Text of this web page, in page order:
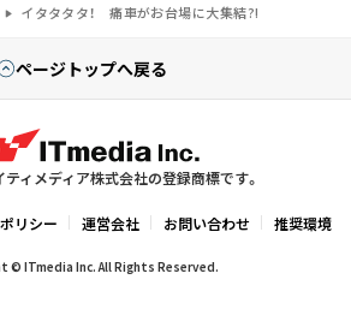
イタタタタ！ 痛車がお台場に大集結?!
ページトップへ戻る
ィメディア株式会社の登録商標です。
リシー 運営会社 お問い合わせ 推奨環境
© ITmedia Inc. All Rights Reserved.